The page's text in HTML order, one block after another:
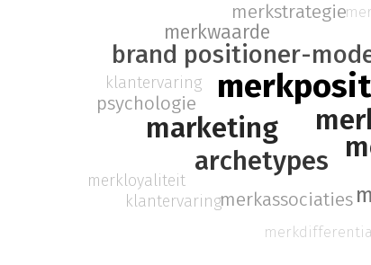
archetypes
marketing
brand positioner-
merkassociaties
merkwaarde
merkstrategie
psychologie
klantervaring
klantervaring
merkloyaliteit